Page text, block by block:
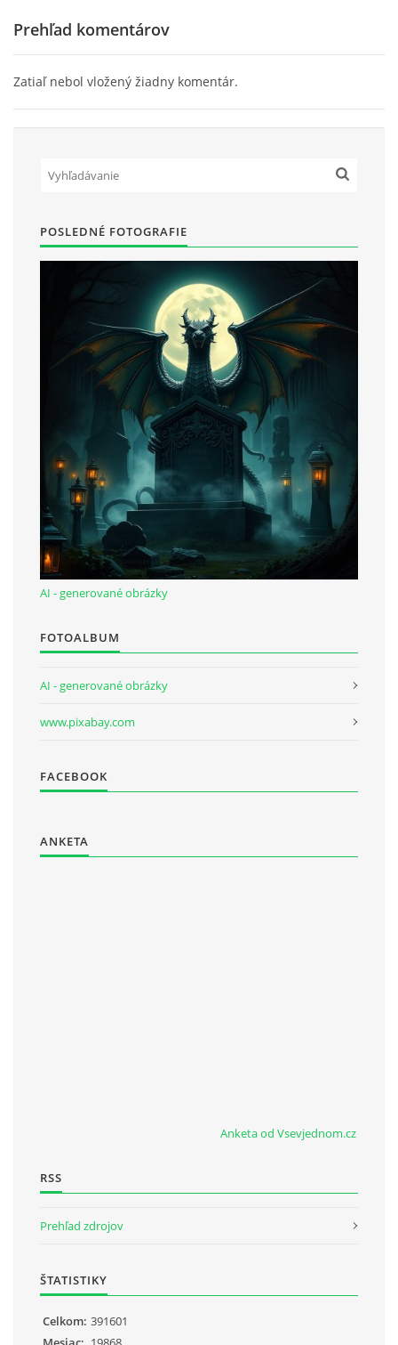
Prehľad komentárov
Zatiaľ nebol vložený žiadny komentár.
POSLEDNÉ FOTOGRAFIE
AI - generované obrázky
FOTOALBUM
AI - generované obrázky
www.pixabay.com
FACEBOOK
ANKETA
Anketa od Vsevjednom.cz
RSS
Prehľad zdrojov
ŠTATISTIKY
Celkom: 391601